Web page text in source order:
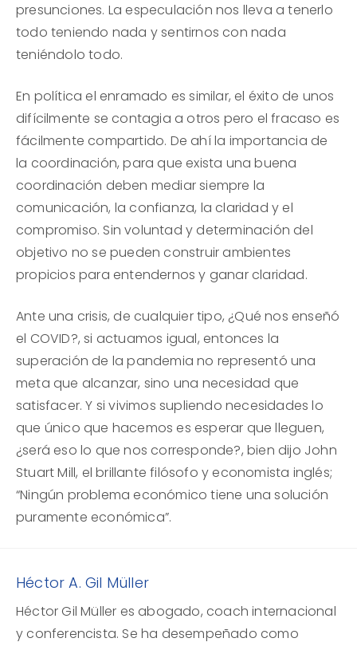
presunciones. La especulación nos lleva a tenerlo
todo teniendo nada y sentirnos con nada
teniéndolo todo.
En política el enramado es similar, el éxito de unos
difícilmente se contagia a otros pero el fracaso es
fácilmente compartido. De ahí la importancia de
la coordinación, para que exista una buena
coordinación deben mediar siempre la
comunicación, la confianza, la claridad y el
compromiso. Sin voluntad y determinación del
objetivo no se pueden construir ambientes
propicios para entendernos y ganar claridad.
Ante una crisis, de cualquier tipo, ¿Qué nos enseñó
el COVID?, si actuamos igual, entonces la
superación de la pandemia no representó una
meta que alcanzar, sino una necesidad que
satisfacer. Y si vivimos supliendo necesidades lo
que único que hacemos es esperar que lleguen,
¿será eso lo que nos corresponde?, bien dijo John
Stuart Mill, el brillante filósofo y economista inglés;
“Ningún problema económico tiene una solución
puramente económica”.
Héctor A. Gil Müller
Héctor Gil Müller es abogado, coach internacional
y conferencista. Se ha desempeñado como